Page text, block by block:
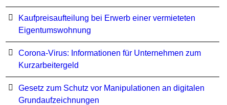
Kaufpreisaufteilung bei Erwerb einer vermieteten
Eigentumswohnung
Corona-Virus: Informationen für Unternehmen zum
Kurzarbeitergeld
Ge­setz zum Schutz vor Ma­ni­pu­la­tio­nen an di­gi­ta­len
Grund­auf­zeich­nun­gen